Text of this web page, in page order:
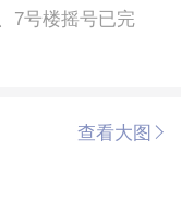
7号楼摇号已完
查看大图